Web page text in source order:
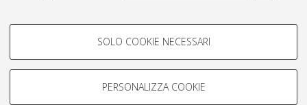
COOKIE DI PROFILAZIONE -
Si tratta di cookie utilizzati per analizzare le caratteristiche della
navigazione degli utenti, creare profili in base al loro comportamento
SOLO COOKIE NECESSARI
PERSONALIZZA COOKIE
Impostazioni Cookie
Informativa sulla privacy
Condizioni d’uso del sito